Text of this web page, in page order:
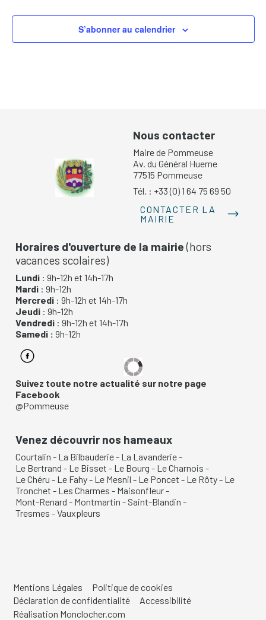
S’abonner au calendrier
Nous contacter
Maire de Pommeuse
Av. du Général Huerne
77515 Pommeuse
Tél. : +33 (0) 1 64 75 69 50
CONTACTER LA
MAIRIE
Horaires d'ouverture de la mairie(hors
vacances scolaires)
Lundi : 9h-12h et 14h-17h
Mardi : 9h-12h
Mercredi : 9h-12h et 14h-17h
Jeudi : 9h-12h
Vendredi : 9h-12h et 14h-17h
Samedi : 9h-12h
Suivez toute notre actualité sur notre page
Facebook
@Pommeuse
Venez découvrir nos hameaux
Courtalin - La Bilbauderie- La Lavanderie-
Le Bertrand - Le Bisset - Le Bourg - Le Charnois -
Le Chéru - Le Fahy- Le Mesnil - Le Poncet - Le Rôty- Le
Tronchet - Les Charmes - Maisonfleur-
Mont-Renard - Montmartin - Saint-Blandin -
Tresmes -Vauxpleurs
Mentions Légales
Politique de cookies
Déclaration de confidentialité
Accessibilité
Réalisation Monclocher.com